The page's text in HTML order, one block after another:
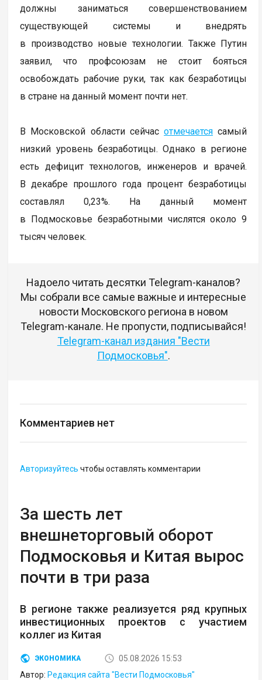
должны заниматься совершенствованием
существующей системы и внедрять
в производство новые технологии. Также Путин
заявил, что профсоюзам не стоит бояться
освобождать рабочие руки, так как безработицы
в стране на данный момент почти нет.
В Московской области сейчасотмечается самый
низкий уровень безработицы. Однако в регионе
есть дефицит технологов, инженеров и врачей.
В декабре прошлого года процент безработицы
составлял 0,23%. На данный момент
в Подмосковье безработными числятся около 9
тысяч человек.
Надоело читать десятки Telegram-каналов?
Мы собрали все самые важные и интересные
новости Московского региона в новом
Telegram-канале. Не пропусти, подписывайся!
Telegram-канал издания "Вести
Подмосковья".
Комментариев нет
Авторизуйтесь чтобы оставлять комментарии
За шесть лет
внешнеторговый оборот
Подмосковья и Китая вырос
почти в три раза
В регионе также реализуется ряд крупных
инвестиционных проектов с участием
коллег из Китая
ЭКОНОМИКА
05.08.2026 15:53
Автор: Редакция сайта "Вести Подмосковья"